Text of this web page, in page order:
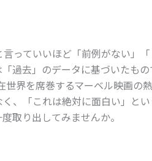
っていいほど「前例がない」
過去」のデータに基づいたも
界を席巻するマーベル映画の
、「これは絶対に面白い」と
取り出してみませんか。